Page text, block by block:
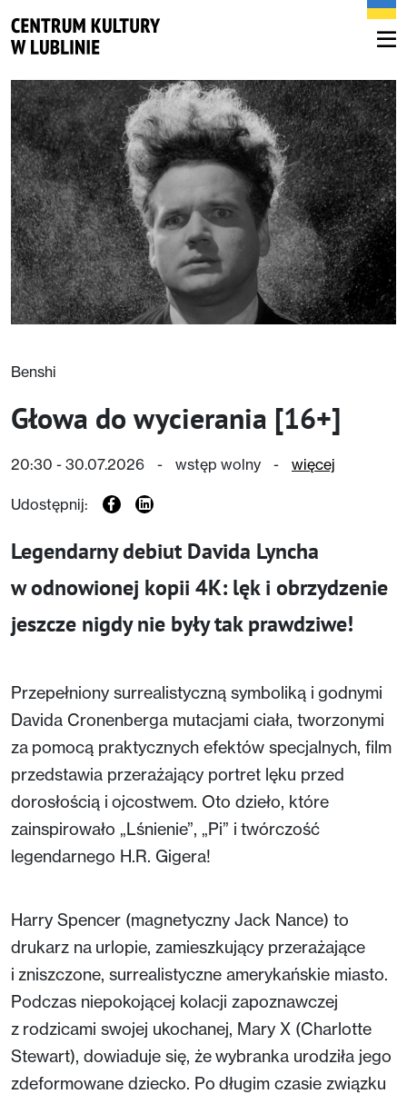
Benshi
Głowa do wycierania [16+]
20:30 - 30.07.2026 - wstęp wolny - więcej
Udostępnij:
Legendarny debiut Davida Lyncha
w odnowionej kopii 4K: lęk i obrzydzenie
jeszcze nigdy nie były tak prawdziwe!
Przepełniony surrealistyczną symboliką i godnymi
Davida Cronenberga mutacjami ciała, tworzonymi
za pomocą praktycznych efektów specjalnych, film
przedstawia przerażający portret lęku przed
dorosłością i ojcostwem. Oto dzieło, które
zainspirowało „Lśnienie”, „Pi” i twórczość
legendarnego H.R. Gigera!
Harry Spencer (magnetyczny Jack Nance) to
drukarz na urlopie, zamieszkujący przerażające
i zniszczone, surrealistyczne amerykańskie miasto.
Podczas niepokojącej kolacji zapoznawczej
z rodzicami swojej ukochanej, Mary X (Charlotte
Stewart), dowiaduje się, że wybranka urodziła jego
zdeformowane dziecko. Po długim czasie związku